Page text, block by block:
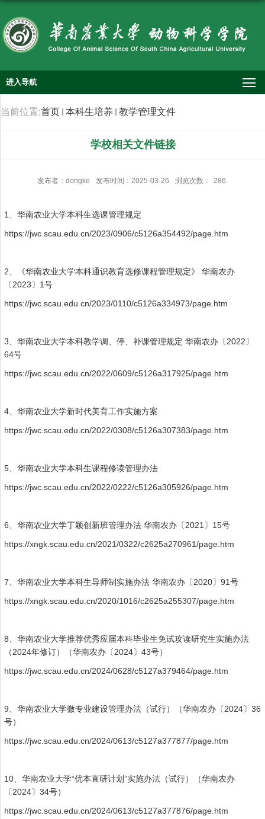
进入导航
当前位置:首页 本科生培养 教学管理文件
学校相关文件链接
发布者：dongke 发布时间：2025-03-26 浏览次数： 286
1、华南农业大学本科生选课管理规定
https://jwc.scau.edu.cn/2023/0906/c5126a354492/page.htm
2、《华南农业大学本科通识教育选修课程管理规定》 华南农办
〔2023〕1号
https://jwc.scau.edu.cn/2023/0110/c5126a334973/page.htm
3、华南农业大学本科教学调、停、补课管理规定 华南农办〔2022〕
64号
https://jwc.scau.edu.cn/2022/0609/c5126a317925/page.htm
4、华南农业大学新时代美育工作实施方案
https://jwc.scau.edu.cn/2022/0308/c5126a307383/page.htm
5、华南农业大学本科生课程修读管理办法
https://jwc.scau.edu.cn/2022/0222/c5126a305926/page.htm
6、华南农业大学丁颖创新班管理办法 华南农办〔2021〕15号
https://xngk.scau.edu.cn/2021/0322/c2625a270961/page.htm
7、华南农业大学本科生导师制实施办法 华南农办〔2020〕91号
https://xngk.scau.edu.cn/2020/1016/c2625a255307/page.htm
8、华南农业大学推荐优秀应届本科毕业生免试攻读研究生实施办法
（2024年修订）（华南农办〔2024〕43号）
https://jwc.scau.edu.cn/2024/0628/c5127a379464/page.htm
9、华南农业大学微专业建设管理办法（试行）（华南农办〔2024〕36
号）
https://jwc.scau.edu.cn/2024/0613/c5127a377877/page.htm
10、华南农业大学“优本直研计划”实施办法（试行）（华南农办
〔2024〕34号）
https://jwc.scau.edu.cn/2024/0613/c5127a377876/page.htm